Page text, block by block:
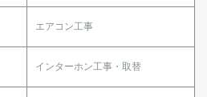
エアコン工事
インターホン工事・取替